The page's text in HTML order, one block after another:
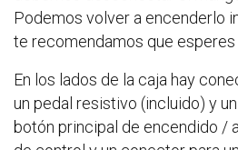
Podemos volver a encenderlo
te recomendamos que esperes
En los lados de la caja hay
un pedal resistivo (incluido) y
botón principal de encendido /